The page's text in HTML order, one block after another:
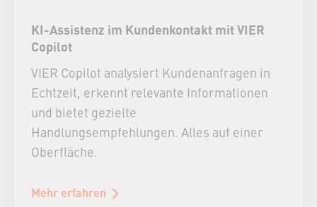
KI-Assistenz im Kundenkontakt mit VIER
Copilot
VIER Copilot analysiert Kundenanfragen in
Echtzeit, erkennt relevante Informationen
und bietet gezielte
Handlungsempfehlungen. Alles auf einer
Oberfläche.
Mehr erfahren